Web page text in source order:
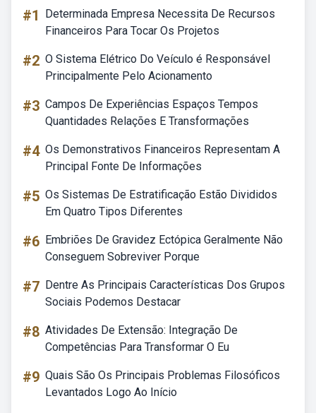
#1
Determinada Empresa Necessita De Recursos
Financeiros Para Tocar Os Projetos
#2 O Sistema Elétrico Do Veículo é Responsável
Principalmente Pelo Acionamento
#3 Campos De Experiências Espaços Tempos
Quantidades Relações E Transformações
#4 Os Demonstrativos Financeiros Representam A
Principal Fonte De Informações
#5 Os Sistemas De Estratificação Estão Divididos
Em Quatro Tipos Diferentes
#6 Embriões De Gravidez Ectópica Geralmente Não
Conseguem Sobreviver Porque
#7 Dentre As Principais Características Dos Grupos
Sociais Podemos Destacar
#8 Atividades De Extensão: Integração De
Competências Para Transformar O Eu
#9 Quais São Os Principais Problemas Filosóficos
Levantados Logo Ao Início